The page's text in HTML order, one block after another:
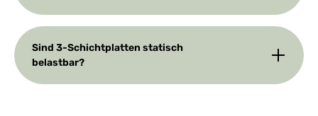
Sind 3-Schichtplatten statisch
belastbar?